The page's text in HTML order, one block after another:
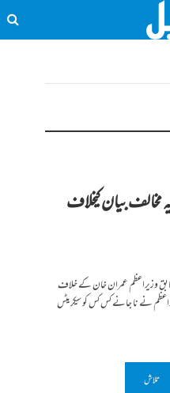
بیان کیخلاف
وزیراعظم عمران خان کے خلاف
نے نا جانے کس کس کو سیکریٹس
تلاش